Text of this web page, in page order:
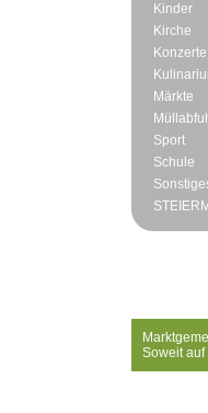
Kinder
Kirche
Konzerte
Märkte
Sport
Schule
Soweit